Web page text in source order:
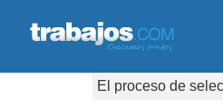
El proceso de